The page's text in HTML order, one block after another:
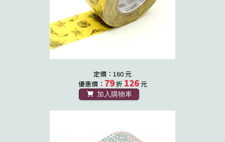
定價：160 元
優惠價： 79折 126元
加入購物車